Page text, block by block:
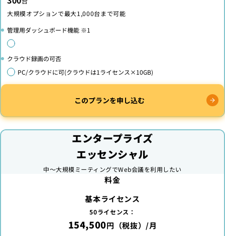
大規模オプションで最大1,000台まで可能
管理用ダッシュボード機能 ※1
クラウド録画の可否
PC/クラウドに可(クラウドは1ライセンス×10GB)
このプランを申し込む
エンタープライズ
エッセンシャル
中～大規模ミーティングでWeb会議を利用したい
料金
基本ライセンス
50ライセンス：
154,500円（税抜）/月